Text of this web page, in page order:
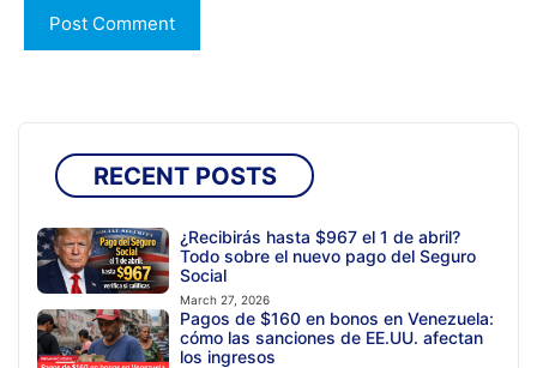
RECENT POSTS
¿Recibirás hasta $967 el 1 de abril?
Todo sobre el nuevo pago del Seguro
Social
March 27, 2026
Pagos de $160 en bonos en Venezuela:
cómo las sanciones de EE.UU. afectan
los ingresos